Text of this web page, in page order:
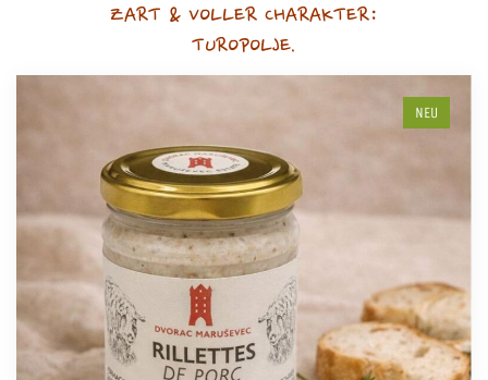
ZART & VOLLER CHARAKTER:
TUROPOLJE.
NEU